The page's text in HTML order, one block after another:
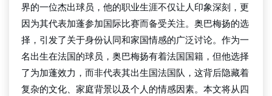
界的一位杰出球员，他的职业生涯不仅让人印象深刻，更
因为其代表加蓬参加国际比赛而备受关注。奥巴梅扬的选
择，引发了关于身份认同和家国情感的广泛讨论。作为一
名出生在法国的球员，奥巴梅扬有着法国国籍，但他选择
了为加蓬效力，而非代表其出生国法国队，这背后隐藏着
复杂的文化、家庭背景以及个人的情感因素。本文将从四